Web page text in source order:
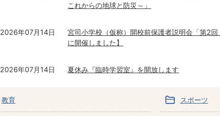
これからの地球と防災～」
2026年07月14日
宮司小学校（仮称）開校前保護者説明会「第2
に開催しました】
2026年07月14日 夏休み『臨時学習室』を開放します
教育 スポーツ